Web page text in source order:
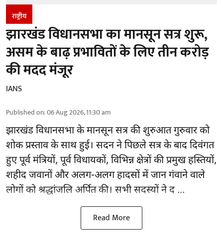
राष्ट्रीय
झारखंड विधानसभा का मानसून सत्र शुरू,
असम के बाढ़ प्रभावितों के लिए तीन करोड़
की मदद मंजूर
IANS
Published on:06 Aug 2026, 11:30 am
झारखंडविधानसभा के मानसून सत्र की शुरुआत गुरुवार को
शोक प्रस्ताव के साथ हुई। सदन ने पिछले सत्र के बाद दिवंगत
हुए पूर्व मंत्रियों, पूर्व विधायकों, विभिन्न क्षेत्रों की प्रमुख हस्तियों,
शहीद जवानों और अलग-अलग हादसों में जान गंवाने वाले
लोगों को श्रद्धांजलि अर्पित की। सभी सदस्यों ने द ...
Read More